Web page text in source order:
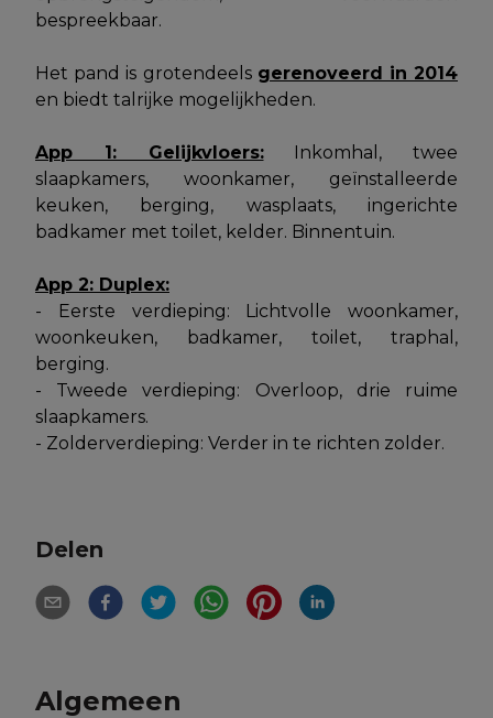
bespreekbaar.
Het pand is grotendeels gerenoveerd in 2014
en biedt talrijke mogelijkheden.
App 1: Gelijkvloers:Inkomhal, twee
slaapkamers, woonkamer, geïnstalleerde
keuken, berging, wasplaats, ingerichte
badkamer met toilet, kelder. Binnentuin.
App 2: Duplex:
- Eerste verdieping: Lichtvolle woonkamer,
woonkeuken, badkamer, toilet, traphal,
berging.
- Tweede verdieping: Overloop, drie ruime
slaapkamers.
- Zolderverdieping: Verder in te richten zolder.
Delen
Algemeen